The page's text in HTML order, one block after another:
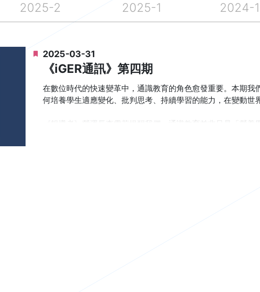
2025-2 2025-1 2024-
2025-03-31
《iGER通訊》第四期
在數位時代的快速變革中，通識教育的角色愈發重要。本期我
何培養學生適應變化、批判思考、持續學習的能力，在變動世
《報導者》營運長李雪莉提醒我們，通識教育並非只是「營養
政治大學李蔡彥校長指出 AI 時代更需要「非 AI 素養」—批判
識 A& I Give me 5!」概念，融合通識教育的發展與教師扮演
本期另將介紹「性別與當代臺灣家庭」特色課程如何透過互動
學院培育「斜槓青年」的經驗。《博觀通識：國立大學》則展
景、方向與特色，這些學校通識教育的共同優點是：融合
通識教育不僅帶來知識的傳遞，更是培養學生適應未來、自由
新，為學生打造更豐富的學習體驗。歡迎有興趣的夥伴點擊左
一期收到關於我們的最新消息。